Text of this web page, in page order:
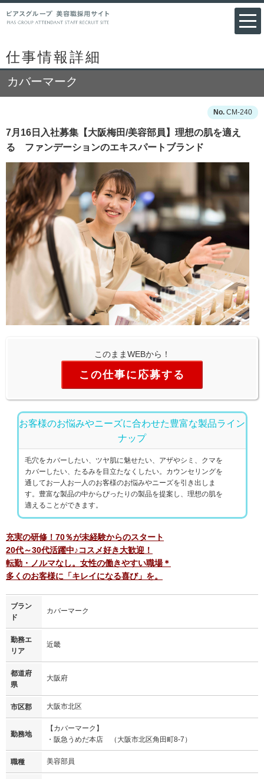
仕事情報詳細
カバーマーク
CM-240
7月16日入社募集【大阪梅田/美容部員】理想の肌を適え
る ファンデーションのエキスパートブランド
このままWEBから！
この仕事に応募する
お客様のお悩みやニーズに合わせた豊富な製品ライン
ナップ
毛穴をカバーしたい、ツヤ肌に魅せたい、アザやシミ、クマを
カバーしたい、たるみを目立たなくしたい。カウンセリングを
通してお一人お一人のお客様のお悩みやニーズを引き出しま
す。豊富な製品の中からぴったりの製品を提案し、理想の肌を
適えることができます。
充実の研修！70％が未経験からのスタート
20代～30代活躍中♪コスメ好き大歓迎！
転勤・ノルマなし。女性の働きやすい職場＊
多くのお客様に「キレイになる喜び」を。
ブラン
ド
カバーマーク
勤務エ
リア
近畿
都道府
県
大阪府
市区郡 大阪市北区
勤務地
【カバーマーク】
・阪急うめだ本店 （大阪市北区角田町8-7）
職種 美容部員